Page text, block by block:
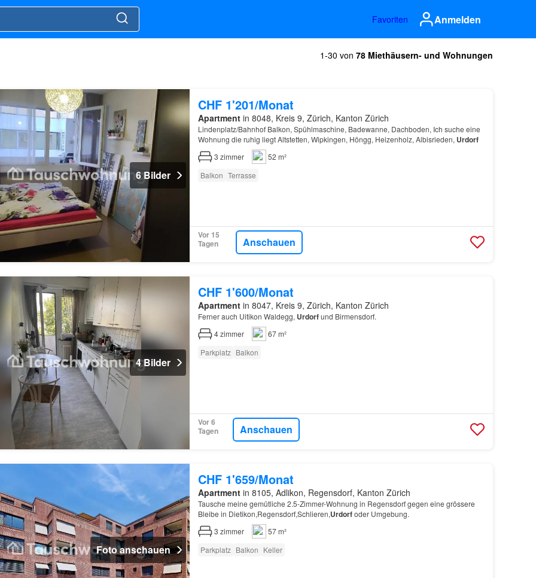
Favoriten Anmelden
1-30 von 78 Miethäusern- und Wohnungen
6 Bilder
CHF 1'201/Monat
Apartmentin 8048, Kreis 9, Zürich, Kanton Zürich
Lindenplatz/Bahnhof Balkon, Spühlmaschine, Badewanne, Dachboden, Ich suche eine
Wohnung die ruhig liegt Altstetten, Wipkingen, Höngg, Heizenholz, Albisrieden, Urdorf
3 zimmer
52 m²
Balkon Terrasse
Vor 15
Tagen
Anschauen
4 Bilder
CHF 1'600/Monat
Apartmentin 8047, Kreis 9, Zürich, Kanton Zürich
Ferner auch Uitikon Waldegg, Urdorfund Birmensdorf.
4zimmer
67 m²
Parkplatz Balkon
Vor 6
Tagen
Anschauen
Foto anschauen
CHF 1'659/Monat
Apartmentin 8105, Adlikon, Regensdorf, Kanton Zürich
Tausche meine gemütliche 2.5-Zimmer-Wohnung in Regensdorf gegen eine grössere
Bleibe in Dietikon,Regensdorf,Schlieren,Urdorfoder Umgebung.
3 zimmer
57 m²
Parkplatz Balkon Keller